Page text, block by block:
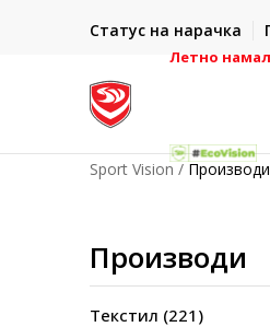
Статус на нарачка
- на сите нарачки во
Летно
Sport Vision Производи
Производи
Текстил (221)